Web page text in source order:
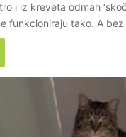
i iz kreveta odmah
funkcioniraju tako. A